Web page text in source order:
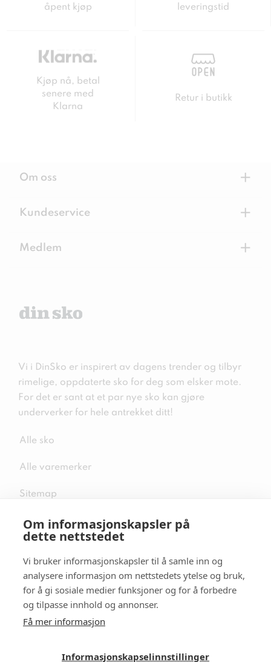
Om informasjonskapsler på
dette nettstedet
Vi bruker informasjonskapsler til å samle inn og
analysere informasjon om nettstedets ytelse og bruk,
for å gi sosiale medier funksjoner og for å forbedre
og tilpasse innhold og annonser.
Få mer informasjon
Informasjonskapselinnstillinger
åpent kjøp
leveringstid
Kjøp nå, betal
senere med
Klarna
Retur i butikk
Om oss +
Kundeservice +
Medlem +
Vi i DinSko er inspirert av dagens trender og tilbyr
rimelige, oppdaterte sko for deg som elsker mote.
For det er sant at et par nye sko kan gjøre
underverker for hele antrekket ditt!
Alle sko
Alle varemerker
Sitemap
Følg oss i sosiale medier